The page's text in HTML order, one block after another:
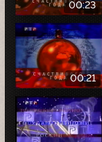
00:23
00:21